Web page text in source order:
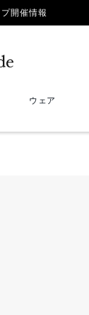
開催情報
ウェア